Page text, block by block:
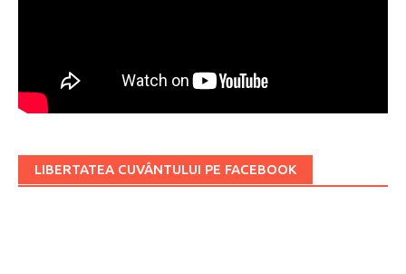
LIBERTATEA CUVÂNTULUI PE FACEBOOK